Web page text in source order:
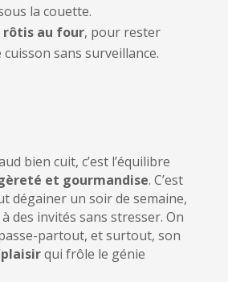
la couette.
rôtis au four, pour rester
sans surveillance.
bien cuit, c’est l’équilibre
et gourmandise. C’est
dégainer un soir de semaine,
des invités sans stresser. On
partout, et surtout, son
qui frôle le génie